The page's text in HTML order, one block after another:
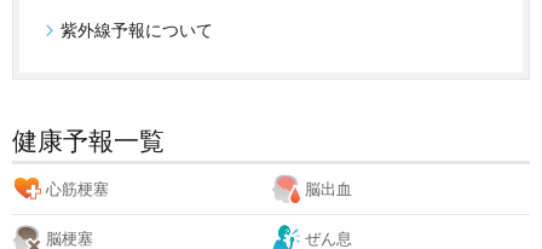
紫外線予報について
健康予報一覧
心筋梗塞 脳出血
脳梗塞 ぜん息